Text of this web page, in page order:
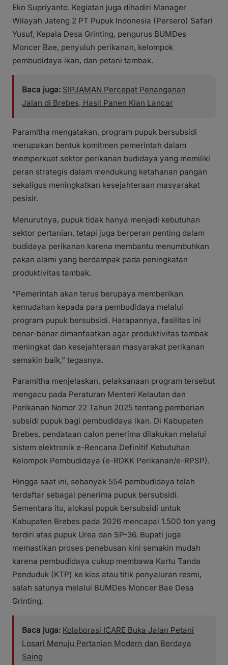
Eko Supriyanto. Kegiatan juga dihadiri Manager
Wilayah Jateng 2 PT Pupuk Indonesia (Persero) Safari
Yusuf, Kepala Desa Grinting, pengurus BUMDes
Moncer Bae, penyuluh perikanan, kelompok
pembudidaya ikan, dan petani tambak.
Baca juga: SIPJAMAN Percepat Penanganan
Jalan di Brebes, Hasil Panen Kian Lancar
Paramitha mengatakan, program pupuk bersubsidi
merupakan bentuk komitmen pemerintah dalam
memperkuat sektor perikanan budidaya yang memiliki
peran strategis dalam mendukung ketahanan pangan
sekaligus meningkatkan kesejahteraan masyarakat
pesisir.
Menurutnya, pupuk tidak hanya menjadi kebutuhan
sektor pertanian, tetapi juga berperan penting dalam
budidaya perikanan karena membantu menumbuhkan
pakan alami yang berdampak pada peningkatan
produktivitas tambak.
“Pemerintah akan terus berupaya memberikan
kemudahan kepada para pembudidaya melalui
program pupuk bersubsidi. Harapannya, fasilitas ini
benar-benar dimanfaatkan agar produktivitas tambak
meningkat dan kesejahteraan masyarakat perikanan
semakin baik,” tegasnya.
Paramitha menjelaskan, pelaksanaan program tersebut
mengacu pada Peraturan Menteri Kelautan dan
Perikanan Nomor 22 Tahun 2025 tentang pemberian
subsidi pupuk bagi pembudidaya ikan. Di Kabupaten
Brebes, pendataan calon penerima dilakukan melalui
sistem elektronik e-Rencana Definitif Kebutuhan
Kelompok Pembudidaya (e-RDKK Perikanan/e-RPSP).
Hingga saat ini, sebanyak 554 pembudidaya telah
terdaftar sebagai penerima pupuk bersubsidi.
Sementara itu, alokasi pupuk bersubsidi untuk
Kabupaten Brebes pada 2026 mencapai 1.500 ton yang
terdiri atas pupuk Urea dan SP-36. Bupati juga
memastikan proses penebusan kini semakin mudah
karena pembudidaya cukup membawa Kartu Tanda
Penduduk (KTP) ke kios atau titik penyaluran resmi,
salah satunya melalui BUMDes Moncer Bae Desa
Grinting.
Baca juga: Kolaborasi ICARE Buka Jalan Petani
Losari Menuju Pertanian Modern dan Berdaya
Saing